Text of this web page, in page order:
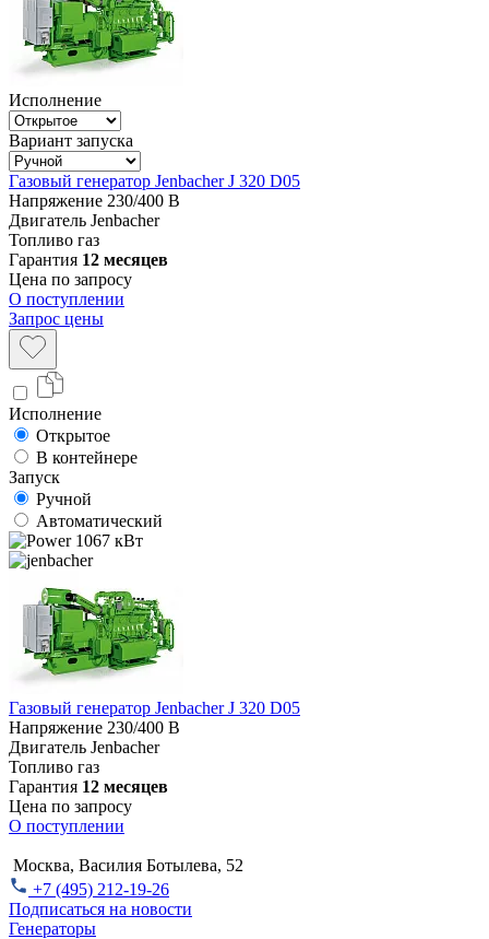
Исполнение
Вариант запуска
Газовый генератор Jenbacher J 320 D05
Напряжение 230/400 В
Двигатель Jenbacher
Топливо газ
Гарантия 12 месяцев
Цена по запросу
О поступлении
Запрос цены
Исполнение
Открытое
В контейнере
Запуск
Ручной
Автоматический
1067 кВт
Газовый генератор Jenbacher J 320 D05
Напряжение 230/400 В
Двигатель Jenbacher
Топливо газ
Гарантия 12 месяцев
Цена по запросу
О поступлении
Москва, Василия Ботылева, 52
+7 (495) 212-19-26
Подписаться на новости
Генераторы